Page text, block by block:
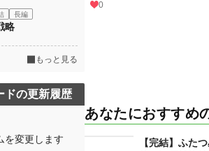
0
あなたにおすすめ
【完結】ふた
長編
略
もっと見る
ドの更新履歴
を変更します